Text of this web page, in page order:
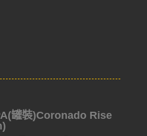
罐裝)Coronado Rise